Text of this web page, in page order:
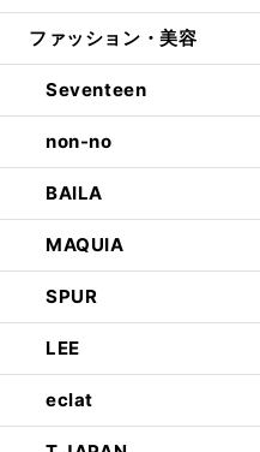
ファッション・美容
Seventeen
non-no
BAILA
MAQUIA
SPUR
LEE
eclat